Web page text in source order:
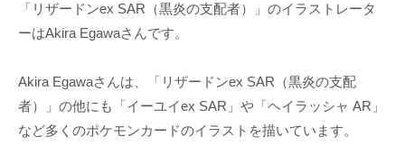
「リザードンex SAR（黒炎の支配者）」のイラストレータ
ーはAkira Egawaさんです。
Akira Egawaさんは、「リザードンex SAR（黒炎の支配
者）」の他にも「イーユイex SAR」や「ヘイラッシャ AR」
など多くのポケモンカードのイラストを描いています。